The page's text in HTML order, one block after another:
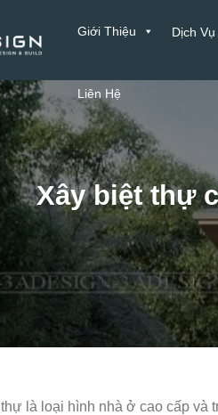
Giới Thiệu Dịch Vụ
Liên Hệ
Xây biệt thự
thự là loại hình nhà ở cao cấp và